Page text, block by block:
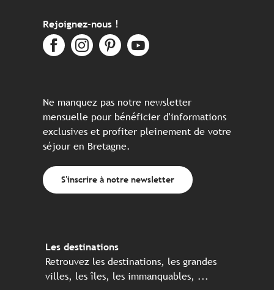
Rejoignez-nous !
Ne manquez pas notre newsletter
mensuelle pour bénéficier d'informations
exclusives et profiter pleinement de votre
séjour en Bretagne.
S'inscrire à notre newsletter
Les destinations
Retrouvez les destinations, les grandes
villes, les îles, les immanquables, ...